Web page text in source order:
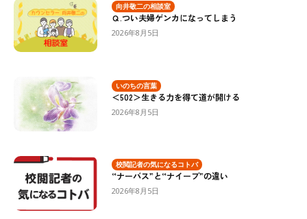
向井敬二の相談室
Ｑ.つい夫婦ゲンカになってしまう
2026年8月5日
いのちの言葉
＜502＞生きる力を得て道が開ける
2026年8月5日
校閲記者の気になるコトバ
“ナーバス”と“ナイーブ”の違い
2026年8月5日